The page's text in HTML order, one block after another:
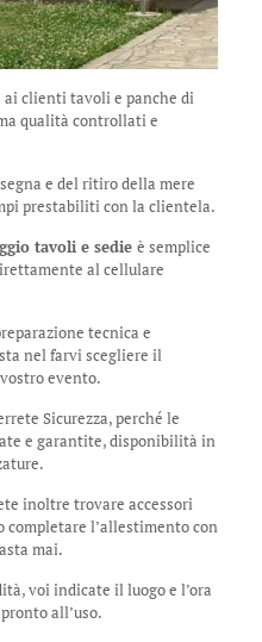
ai clienti tavoli e panche di
qualità controllati e
e del ritiro della mere
prestabiliti con la clientela.
tavoli e sedie è semplice
al cellulare
tecnica e
nel farvi scegliere il
evento.
Sicurezza, perché le
e garantite, disponibilità in
inoltre trovare accessori
l’allestimento con
mai.
voi indicate il luogo e l’ora
all’uso.